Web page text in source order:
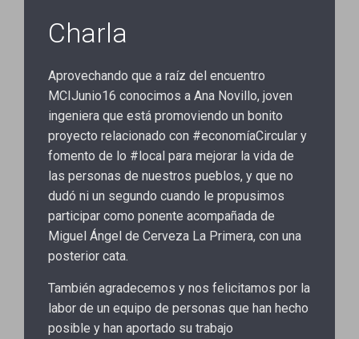
Charla
Aprovechando que a raíz del encuentro
MCIJunio16 conocimos a Ana Novillo, joven
ingeniera que está promoviendo un bonito
proyecto relacionado con #economíaCircular y
fomento de lo #local para mejorar la vida de
las personas de nuestros pueblos, y que no
dudó ni un segundo cuando le propusimos
participar como ponente acompañada de
Miguel Ángel de Cerveza La Primera, con una
posterior cata.
También agradecemos y nos felicitamos por la
labor de un equipo de personas que han hecho
posible y han aportado su trabajo